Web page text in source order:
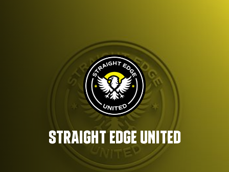
STRAIGHT EDGE UNITED